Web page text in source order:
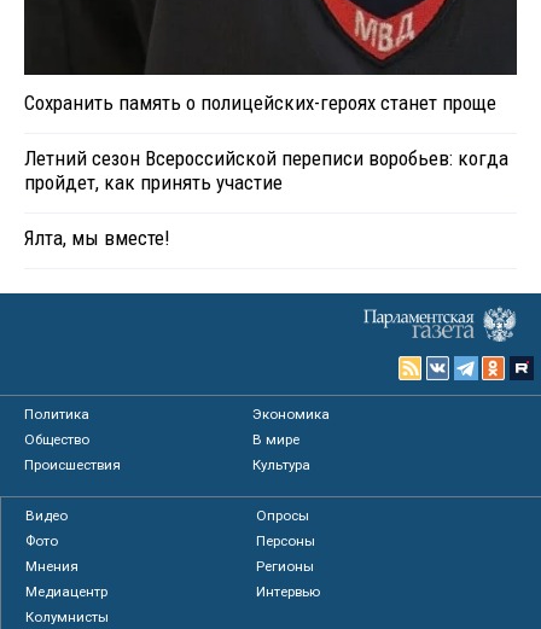
Сохранить память о полицейских-героях станет проще
Летний сезон Всероссийской переписи воробьев: когда
пройдет, как принять участие
Ялта, мы вместе!
Политика
Экономика
Общество
В мире
Происшествия
Культура
Видео
Опросы
Фото
Персоны
Мнения
Регионы
Медиацентр
Интервью
Колумнисты